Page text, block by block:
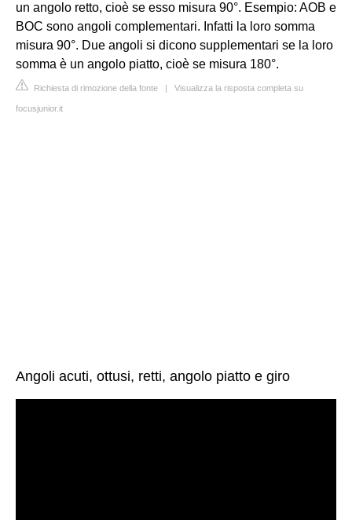
un angolo retto, cioè se esso misura 90°. Esempio: AOB e
BOC sono angoli complementari. Infatti la loro somma
misura 90°. Due angoli si dicono supplementari se la loro
somma è un angolo piatto, cioè se misura 180°.
Richiesta di rimozione della fonte | Visualizza la risposta completa su
focusjunior.it
Angoli acuti, ottusi, retti, angolo piatto e giro